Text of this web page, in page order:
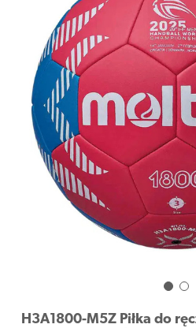
H3A1800-M5Z Piłka do